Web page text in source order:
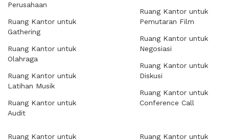
Perusahaan
Ruang Kantor untuk
Gathering
Ruang Kantor untuk
Olahraga
Ruang Kantor untuk
Latihan Musik
Ruang Kantor untuk
Audit
Ruang Kantor untuk
Pemutaran Film
Ruang Kantor untuk
Negosiasi
Ruang Kantor untuk
Diskusi
Ruang Kantor untuk
Conference Call
Ruang Kantor untuk
Ruang Kantor untuk